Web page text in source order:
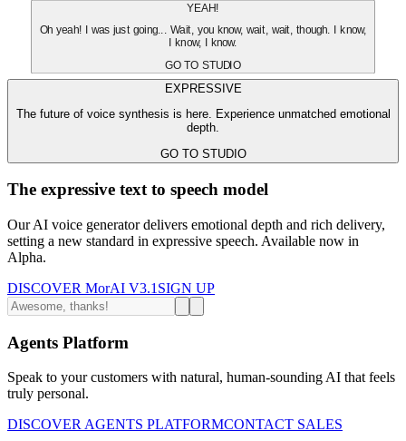
YEAH!
Oh yeah! I was just going... Wait, you know, wait, wait, though. I know,
I know, I know.
GO TO STUDIO
EXPRESSIVE
The future of voice synthesis is here. Experience unmatched emotional
depth.
GO TO STUDIO
The expressive text to speech model
Our AI voice generator delivers emotional depth and rich delivery,
setting a new standard in expressive speech. Available now in
Alpha.
DISCOVER MorAI V3.1 SIGN UP
Agents Platform
Speak to your customers with natural, human-sounding AI that feels
truly personal.
DISCOVER AGENTS PLATFORMCONTACT SALES